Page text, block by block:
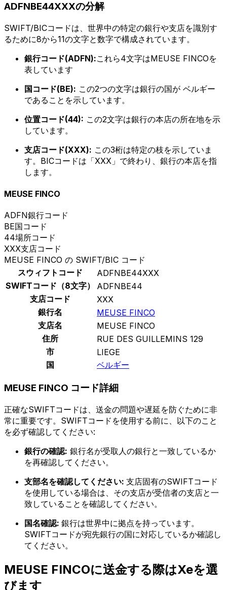
ADFNBE44XXXの分解
SWIFT/BICコードは、世界中の特定の銀行や支店を識別す
るために8から11の文字と数字で構成されています。
銀行コード(ADFN):これら4文字はMEUSE FINCOを
表しています
国コード(BE): この2つの文字は銀行の国が ベルギー
であることを示しています。
位置コード(44): この2文字は銀行の本店の所在地を示
しています。
支店コード(XXX): この3桁は特定の枝を示していま
す。BICコードは「XXX」で終わり、銀行の本店を指
します。
MEUSE FINCO
ADFN銀行コード
BE国コード
44場所コード
XXX支店コード
MEUSE FINCO の SWIFT/BIC コード
スウィフトコード
ADFNBE44XXX
SWIFTコード（8文字）
ADFNBE44
支店コード
XXX
銀行名
MEUSE FINCO
支店名
MEUSE FINCO
住所
RUE DES GUILLEMINS 129
市
LIEGE
国
ベルギー
MEUSE FINCO コード詳細
正確なSWIFTコードは、送金の問題や遅延を防ぐために非
常に重要です。SWIFTコードを使用する前に、以下のこと
を必ず確認してください:
銀行の確認: 銀行名が受取人の銀行と一致しているか
を再確認してください。
支部名を確認してください: 支店固有のSWIFTコード
を使用している場合は、その支店が受信者の支店と一
致していることを確認してください。
国名確認: 銀行は世界中に拠点を持っています。
SWIFTコードが宛先銀行の国に対応しているか確認し
てください。
MEUSE FINCOに送金する際はXeを選
びます